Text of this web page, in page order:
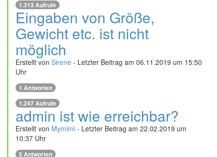
1.313 Aufrufe
Eingaben von Größe,
Gewicht etc. ist nicht
möglich
Erstellt von Sirene - Letzter Beitrag am 06.11.2019 um 15:50
Uhr
1 Antworten
1.247 Aufrufe
admin ist wie erreichbar?
Erstellt von Mymimi - Letzter Beitrag am 22.02.2019 um
10:37 Uhr
5 Antworten